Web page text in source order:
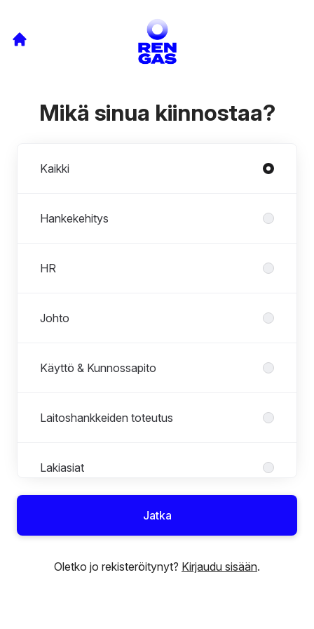
Mikä sinua kiinnostaa?
Kaikki
Hankekehitys
HR
Johto
Käyttö & Kunnossapito
Laitoshankkeiden toteutus
Lakiasiat
Liiketoiminnan kehitys
Talous
Jatka
Oletko jo rekisteröitynyt? Kirjaudu sisään.